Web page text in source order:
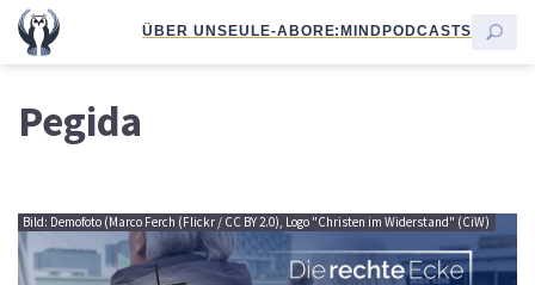
ÜBER UNSEULE-ABORE:MINDPODCASTS
Pegida
Bild: Demofoto (Marco Ferch (Flickr / CC BY 2.0), Logo "Christen im Widerstand" (CiW)